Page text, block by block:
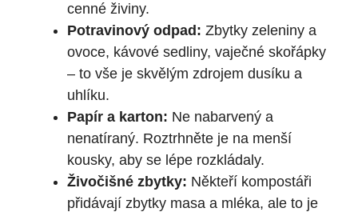
cenné živiny.
Potravinový odpad: Zbytky zeleniny a
ovoce, kávové sedliny, vaječné skořápky
– to vše je skvělým zdrojem dusíku a
uhlíku.
Papír a karton: Ne nabarvený a
nenatíraný. Roztrhněte je na menší
kousky, aby se lépe rozkládaly.
Živočišné zbytky: Někteří kompostáři
přidávají zbytky masa a mléka, ale to je